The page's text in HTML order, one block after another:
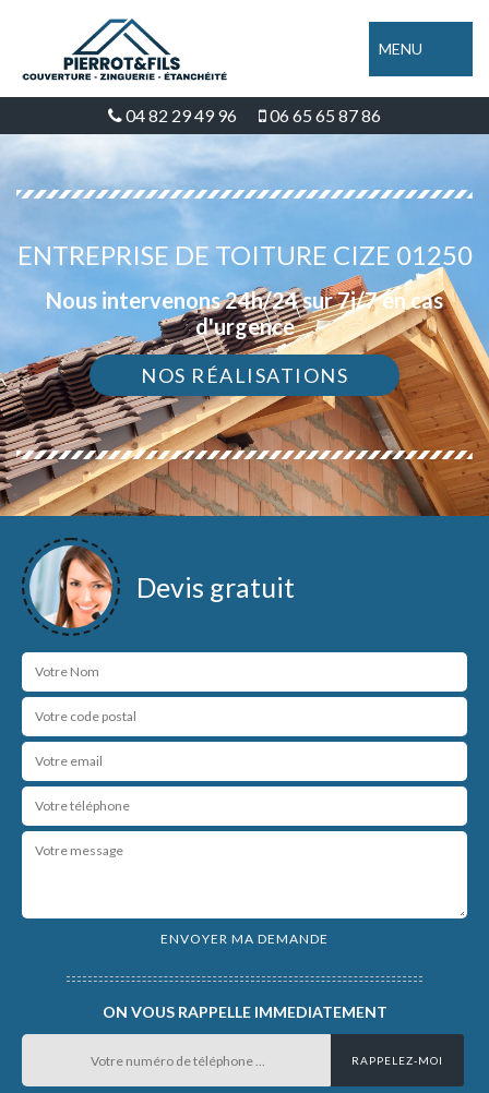
MENU
04 82 29 49 96 06 65 65 87 86
ENTREPRISE DE TOITURE CIZE 01250
Nous intervenons 24h/24 sur 7j/7 en cas
d'urgence
NOS RÉALISATIONS
Devis gratuit
ON VOUS RAPPELLE IMMEDIATEMENT